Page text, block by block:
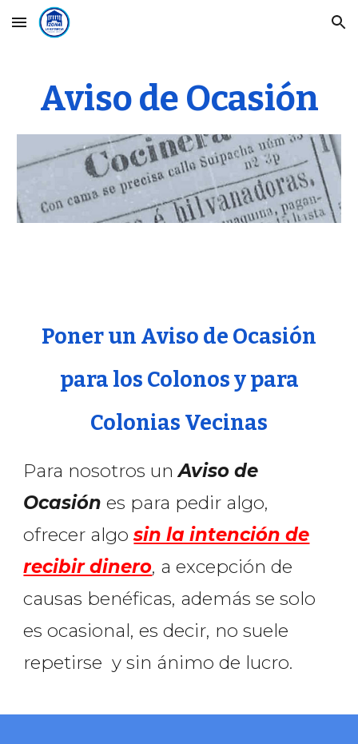
Skip to main content Skip to navigation
Aviso de Ocasión
Poner un Aviso de Ocasión
para los Colonos y para
Colonias Vecinas
Para nosotros unAviso de
Ocasión es para pedir algo,
ofrecer algosin la intención de
recibir dinero, a excepción de
causas benéficas, además se solo
es ocasional, es decir, no suele
repetirse y sin ánimo de lucro.